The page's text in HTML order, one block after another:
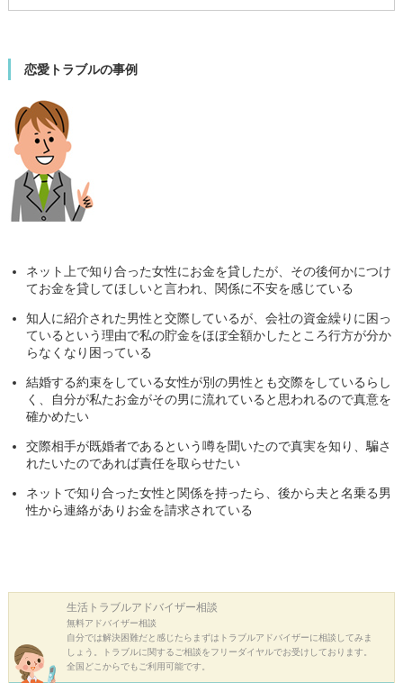
恋愛トラブルの事例
ネット上で知り合った女性にお金を貸したが、その後何かにつけ
てお金を貸してほしいと言われ、関係に不安を感じている
知人に紹介された男性と交際しているが、会社の資金繰りに困っ
ているという理由で私の貯金をほぼ全額かしたところ行方が分か
らなくなり困っている
結婚する約束をしている女性が別の男性とも交際をしているらし
く、自分が私たお金がその男に流れていると思われるので真意を
確かめたい
交際相手が既婚者であるという噂を聞いたので真実を知り、騙さ
れたいたのであれば責任を取らせたい
ネットで知り合った女性と関係を持ったら、後から夫と名乗る男
性から連絡がありお金を請求されている
生活トラブルアドバイザー相談
無料アドバイザー相談
自分では解決困難だと感じたらまずはトラブルアドバイザーに相談してみま
しょう。トラブルに関するご相談をフリーダイヤルでお受けしております。
全国どこからでもご利用可能です。